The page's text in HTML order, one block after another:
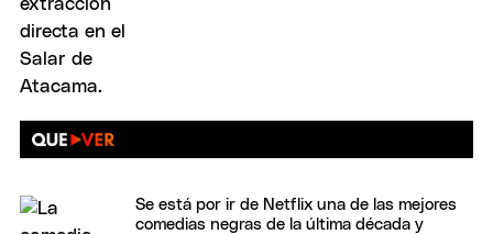
Se está por ir de Netflix una de las mejores
comedias negras de la última década y